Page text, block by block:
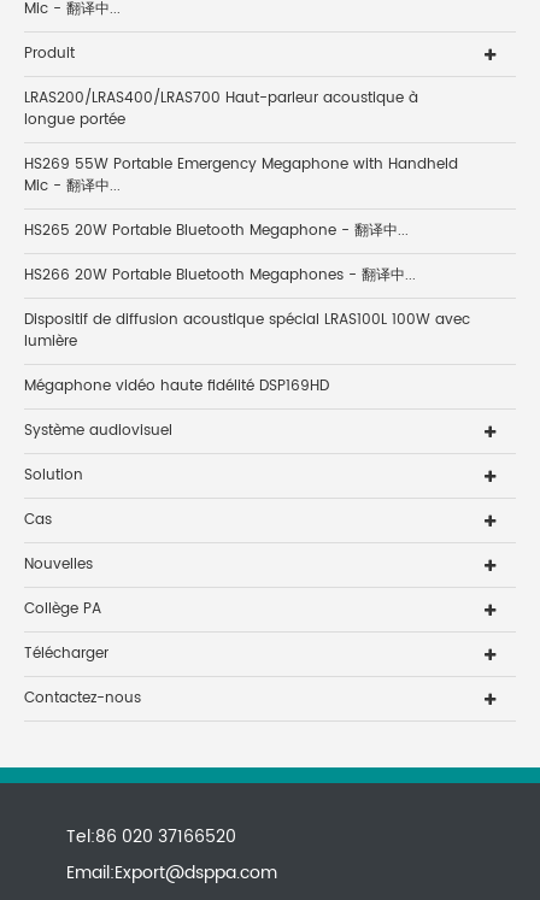
Mic - 翻译中...
Produit
LRAS200/LRAS400/LRAS700 Haut-parleur acoustique à
longue portée
HS269 55W Portable Emergency Megaphone with Handheld
Mic - 翻译中...
HS265 20W Portable Bluetooth Megaphone - 翻译中...
HS266 20W Portable Bluetooth Megaphones - 翻译中...
Dispositif de diffusion acoustique spécial LRAS100L 100W avec
lumière
Mégaphone vidéo haute fidélité DSP169HD
Système audiovisuel
Solution
Cas
Nouvelles
Collège PA
Télécharger
Contactez-nous
Tel:86 020 37166520
Email:Export@dsppa.com